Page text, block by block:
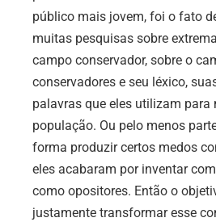
público mais jovem, foi o fato
muitas pesquisas sobre
campo conservador, sobre o
conservadores e seu léxico,
palavras que eles utilizam para
população. Ou pelo menos
forma produzir certos medos
eles acabaram por inventar
como opositores. Então o
justamente transformar esse